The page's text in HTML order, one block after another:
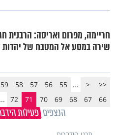
חריימה, מפרום ואריסה: הרבנית
שירה במסע אל המטבח של יהדות
<<
<
...
55
56
57
58
59
66
67
68
69
70
71
72
...
הנצפים פעילות